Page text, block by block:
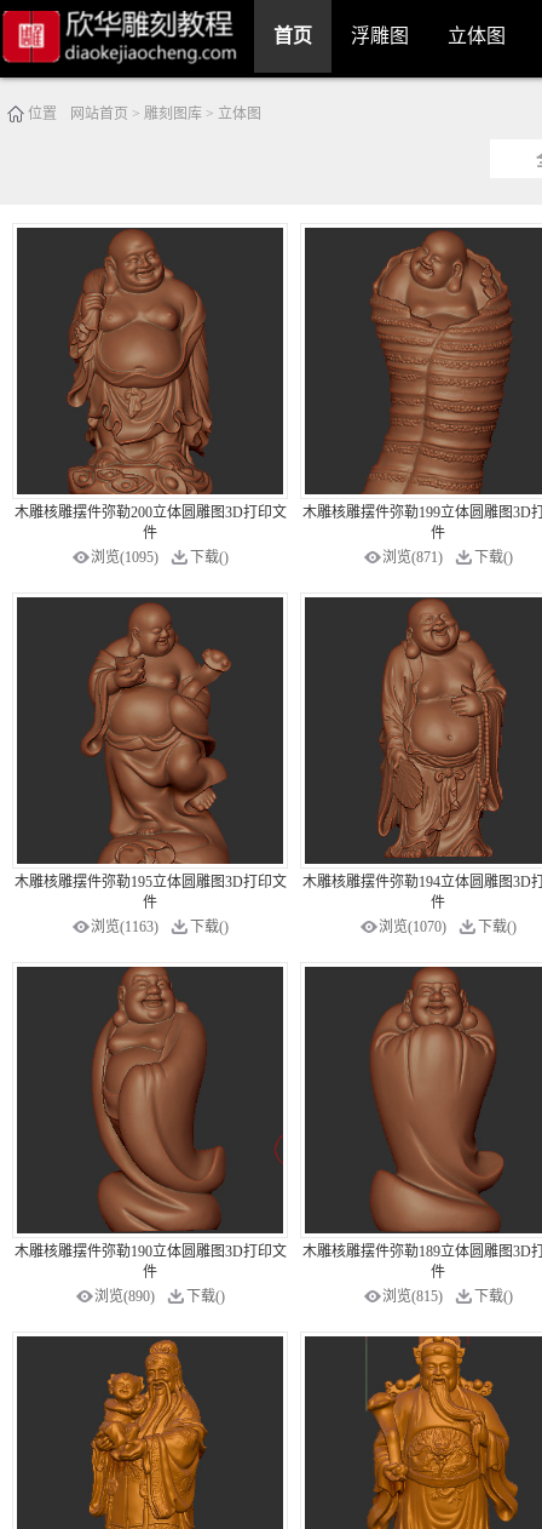
首页 浮雕图 立体图
位置 网站首页 > 雕刻图库 > 立体图
木雕核雕摆件弥勒200立体圆雕图3D打印文
件
浏览(1095)
下载()
木雕核雕摆件弥勒199立体圆雕图3D
件
浏览(871)
下载()
木雕核雕摆件弥勒195立体圆雕图3D打印文
件
浏览(1163)
下载()
木雕核雕摆件弥勒194立体圆雕图3D
件
浏览(1070)
下载()
木雕核雕摆件弥勒190立体圆雕图3D打印文
件
浏览(890)
下载()
木雕核雕摆件弥勒189立体圆雕图3D
件
浏览(815)
下载()